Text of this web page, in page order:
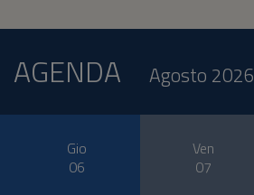
AGENDA Agosto 2026
Gio
06
Ven
07